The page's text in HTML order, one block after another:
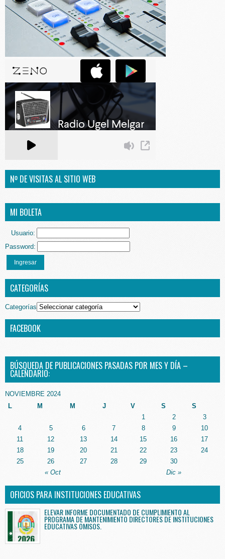
Nº DE VISITAS AL SITIO WEB
MI BOLETA
Usuario:
Password:
Ingresar
CATEGORÍAS
Categorías
FACEBOOK
BÚSQUEDA DE PUBLICACIONES PASADAS POR MES Y DÍA –
CALENDARIO:
NOVIEMBRE 2024
L
M M J V S S
« Oct Dic »
1 2
3
4
5 6 7 8 9
10
11
12 13 14 15 16
17
18
19 20 21 22 23
24
25
26 27 28 29 30
OFICIOS PARA INSTITUCIONES EDUCATIVAS
ELEVAR INFORME DOCUMENTADO DE CUMPLIMIENTO AL
PROGRAMA DE MANTENIMIENTO DIRECTORES DE INSTITUCIONES
EDUCATIVAS OMISOS.